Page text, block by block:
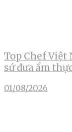
Top Chef Việt
sứ đưa ẩm
01/08/2026